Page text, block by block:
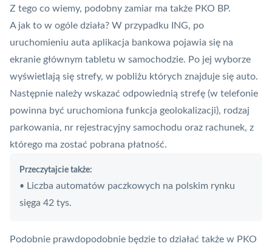
Z tego co wiemy, podobny zamiar ma także PKO BP.
A jak to w ogóle działa? W przypadku ING, po
uruchomieniu auta aplikacja bankowa pojawia się na
ekranie głównym tabletu w samochodzie. Po jej wyborze
wyświetlają się strefy, w pobliżu których znajduje się auto.
Następnie należy wskazać odpowiednią strefę (w telefonie
powinna być uruchomiona funkcja geolokalizacji), rodzaj
parkowania, nr rejestracyjny samochodu oraz rachunek, z
którego ma zostać pobrana płatność.
Przeczytajcie także:
• Liczba automatów paczkowych na polskim rynku
sięga 42 tys.
Podobnie prawdopodobnie będzie to działać także w PKO